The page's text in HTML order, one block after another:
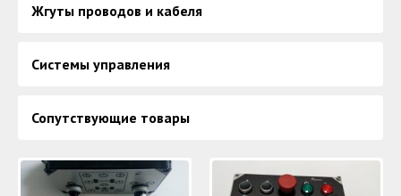
Жгуты проводов и кабеля
Системы управления
Сопутствующие товары